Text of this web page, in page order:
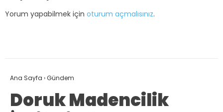
Yorum yapabilmek için oturum açmalısınız.
Ana Sayfa ›Gündem
Doruk Madencilik